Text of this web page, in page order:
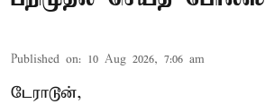
Published on: 10 Aug 2026, 7:06 am
டேராடூன்,